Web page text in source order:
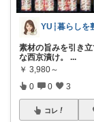
素材の旨みを引き
な西京漬け。 ...
￥ 3,980～
0 0 3
コレ